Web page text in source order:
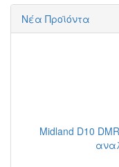
Νέα Προϊόντα
Midland D10